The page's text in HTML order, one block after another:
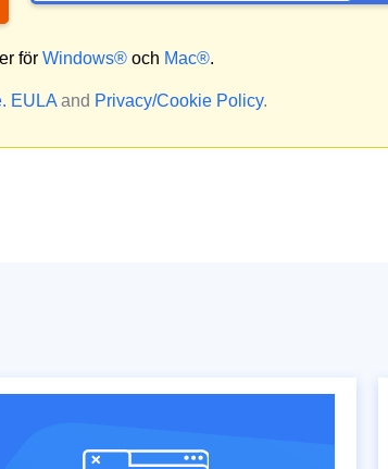
för Windows®och Mac®.
EULA and Privacy/Cookie Policy.